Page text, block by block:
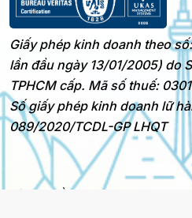
Giấy phép kinh doanh theo
lần đầu ngày 13/01/2005) do
TPHCM cấp. Mã số thuế:
Số giấy phép kinh doanh lữ
089/2020/TCDL-GP LHQT
Bản quyền 2025 ©